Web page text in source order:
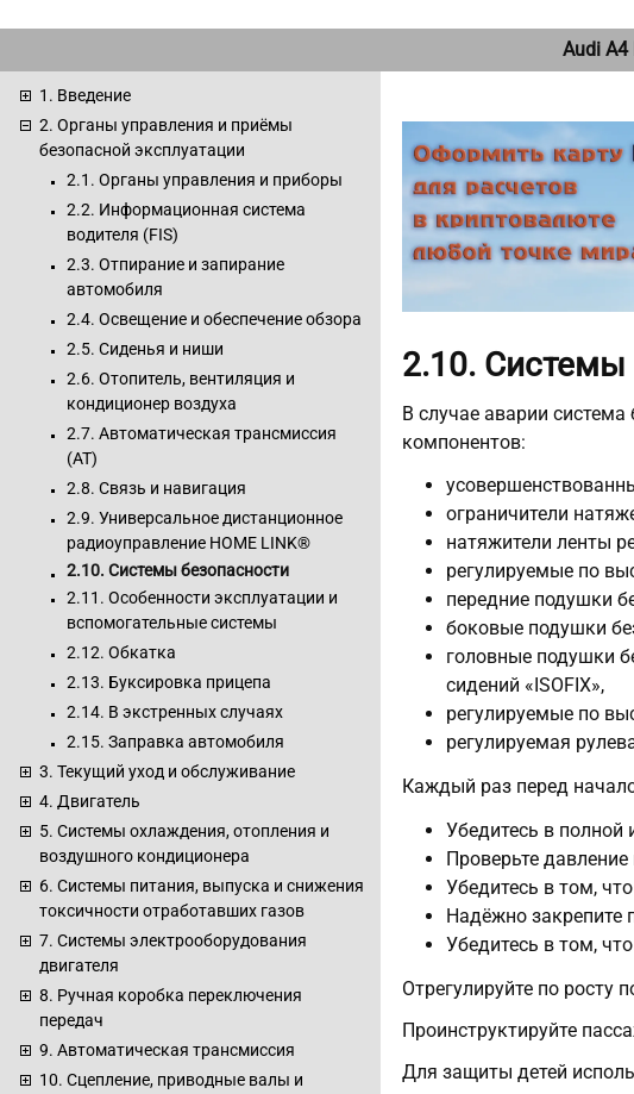
Audi A4
1. Введение
2. Органы управления и приёмы
безопасной эксплуатации
2.1. Органы управления и приборы
2.2. Информационная система
водителя (FIS)
2.3. Отпирание и запирание
автомобиля
2.4. Освещение и обеспечение обзора
2.5. Сиденья и ниши
2.6. Отопитель, вентиляция и
кондиционер воздуха
2.7. Автоматическая трансмиссия
(АТ)
2.8. Связь и навигация
2.9. Универсальное дистанционное
радиоуправление HOME LINK®
2.10. Системы безопасности
2.11. Особенности эксплуатации и
вспомогательные системы
2.12. Обкатка
2.13. Буксировка прицепа
2.14. В экстренных случаях
2.15. Заправка автомобиля
3. Текущий уход и обслуживание
4. Двигатель
5. Системы охлаждения, отопления и
воздушного кондиционера
6. Системы питания, выпуска и снижения
токсичности отработавших газов
7. Системы электрооборудования
двигателя
8. Ручная коробка переключения
передач
9. Автоматическая трансмиссия
10. Сцепление, приводные валы и
2.10. Системы
В случае аварии
компонентов:
ограничители
натяжители ленты
регулируемые по
передние подушки
боковые подушки
головные подушки
сидений «ISOFIX»,
регулируемые по
регулируемая
Каждый раз перед
Убедитесь в полной
Проверьте
Убедитесь в том,
Надёжно закрепите
Убедитесь в том,
Отрегулируйте по росту
Проинструктируйте
Для защиты детей